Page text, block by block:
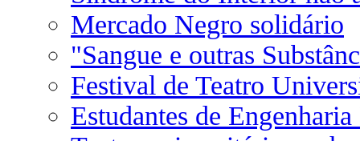
Mercado Negro solidário
"Sangue e outras
Festival de Teatro
Estudantes de